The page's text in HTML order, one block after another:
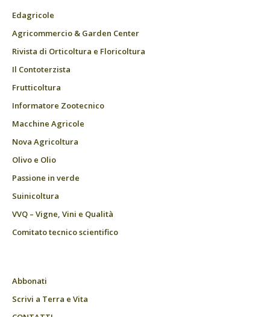
Edagricole
Agricommercio & Garden Center
Rivista di Orticoltura e Floricoltura
Il Contoterzista
Frutticoltura
Informatore Zootecnico
Macchine Agricole
Nova Agricoltura
Olivo e Olio
Passione in verde
Suinicoltura
VVQ – Vigne, Vini e Qualità
Comitato tecnico scientifico
Abbonati
Scrivi a Terra e Vita